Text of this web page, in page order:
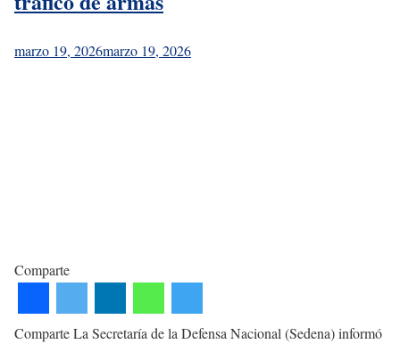
marzo 19, 2026marzo 19, 2026
Comparte
Comparte La Secretaría de la Defensa Nacional (Sedena) informó